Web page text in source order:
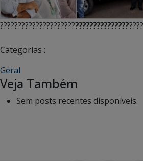
????????????????????????????????????
Categorias :
Geral
Veja Também
Sem posts recentes disponíveis.